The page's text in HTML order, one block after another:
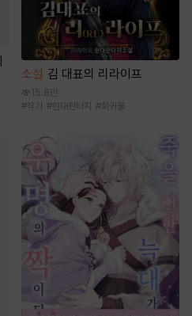
소설 김 대표의 리라이프
15.8만
#작가 #현대판타지 #회귀물